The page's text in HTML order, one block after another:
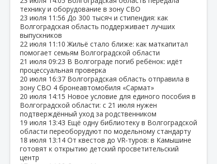
технику и оборудование в зону СВО
23 июля 11:56 До 300 тысяч и стипендия: как
Волгоградская область поддерживает лучших
выпускников
22 июля 11:10 Жильё стало ближе: как маткапитал
помогает семьям Волгоградской области
21 июля 09:23 В Волгограде погиб ребёнок: идёт
процессуальная проверка
20 июля 16:37 Волгоградская область отправила в
зону СВО 4 бронеавтомобиля «Сармат»
20 июля 14:15 Новое условие для единого пособия в
Волгоградской области: с 21 июля нужен
подтверждённый уход за родственником
19 июля 13:43 Ещё одну библиотеку в Волгоградской
области переоборудуют по модельному стандарту
18 июля 13:14 От квестов до VR‑туров: в Камышине
готовят к открытию детский просветительский
центр